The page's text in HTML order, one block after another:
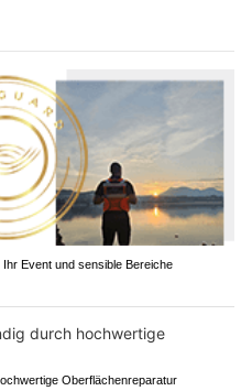
Event und sensible Bereiche
Oberflächenreparatur